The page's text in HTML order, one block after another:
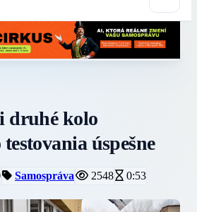
druhé kolo
úspešne
Samospráva 2548 0:53